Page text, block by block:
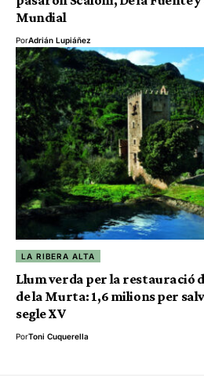
Mundial
PorAdrián Lupiáñez
LA RIBERA ALTA
Llum verda per la restauració
de la Murta: 1,6 milions per
segle XV
PorToni Cuquerella